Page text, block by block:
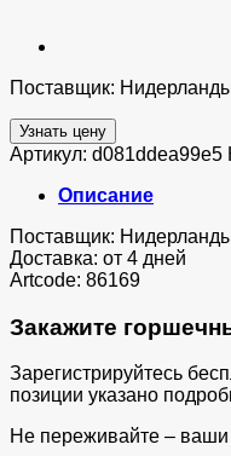
Поставщик:
Узнать цену
Артикул: d081ddea99e5
Описание
Поставщик:
Доставка: от 4 дней
Artcode: 86169
Закажите
Зарегистрируйтесь
позиции указано
Не переживайте – ваши